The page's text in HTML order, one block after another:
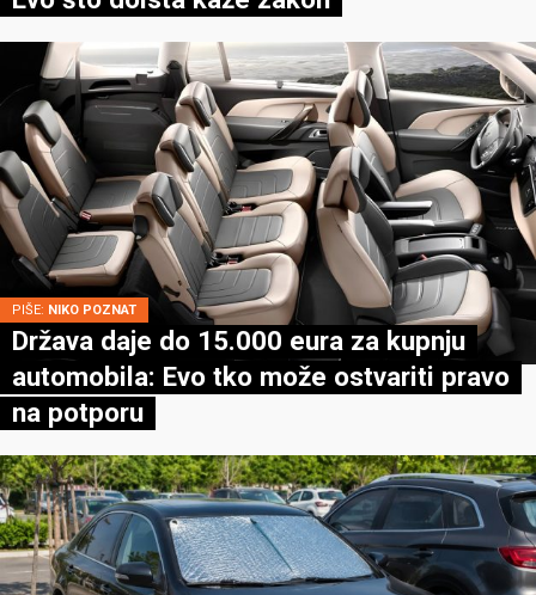
PIŠE: NIKO POZNAT
Država daje do 15.000 eura za kupnju
automobila: Evo tko može ostvariti pravo
na potporu